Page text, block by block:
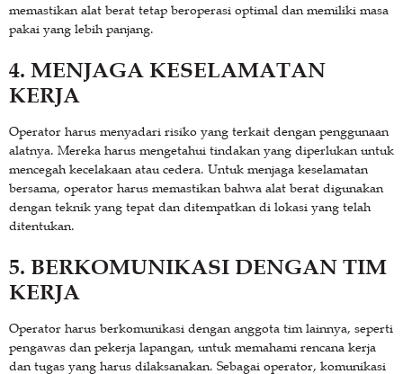
memastikan alat berat tetap beroperasi optimal dan memiliki masa
pakai yang lebih panjang.
4. MENJAGA KESELAMATAN
KERJA
Operator harus menyadari risiko yang terkait dengan penggunaan
alatnya. Mereka harus mengetahui tindakan yang diperlukan untuk
mencegah kecelakaan atau cedera. Untuk menjaga keselamatan
bersama, operator harus memastikan bahwa alat berat digunakan
dengan teknik yang tepat dan ditempatkan di lokasi yang telah
ditentukan.
5. BERKOMUNIKASI DENGAN TIM
KERJA
Operator harus berkomunikasi dengan anggota tim lainnya, seperti
pengawas dan pekerja lapangan, untuk memahami rencana kerja
dan tugas yang harus dilaksanakan. Sebagai operator, komunikasi